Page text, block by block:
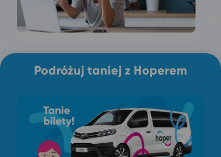
Podróżuj taniej z Hoperem